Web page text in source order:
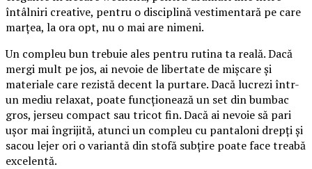
întâlniri creative, pentru o disciplină vestimentară pe care
marțea, la ora opt, nu o mai are nimeni.
Un compleu bun trebuie ales pentru rutina ta reală. Dacă
mergi mult pe jos, ai nevoie de libertate de mișcare și
materiale care rezistă decent la purtare. Dacă lucrezi într-
un mediu relaxat, poate funcționează un set din bumbac
gros, jerseu compact sau tricot fin. Dacă ai nevoie să pari
ușor mai îngrijită, atunci un compleu cu pantaloni drepți și
sacou lejer ori o variantă din stofă subțire poate face treabă
excelentă.